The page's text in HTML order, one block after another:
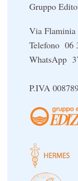
Gruppo
Via Flaminia
Telefono 06
WhatsApp
P.IVA